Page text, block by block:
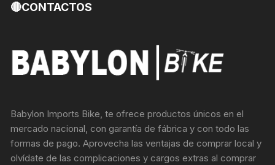
🔴CONTACTOS
Babylon Imports Bike, te ofrece productos únicos en el
mercado nacional, con garantía de fábrica y con todo las
formas de pago. Aprovecha las ventajas de comprar local y
olvídate de las complicaciones y cargos extras al comprar